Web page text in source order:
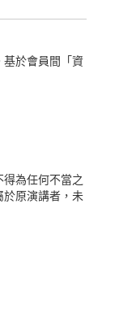
基於會員間「資
為任何不當之
原演講者，未